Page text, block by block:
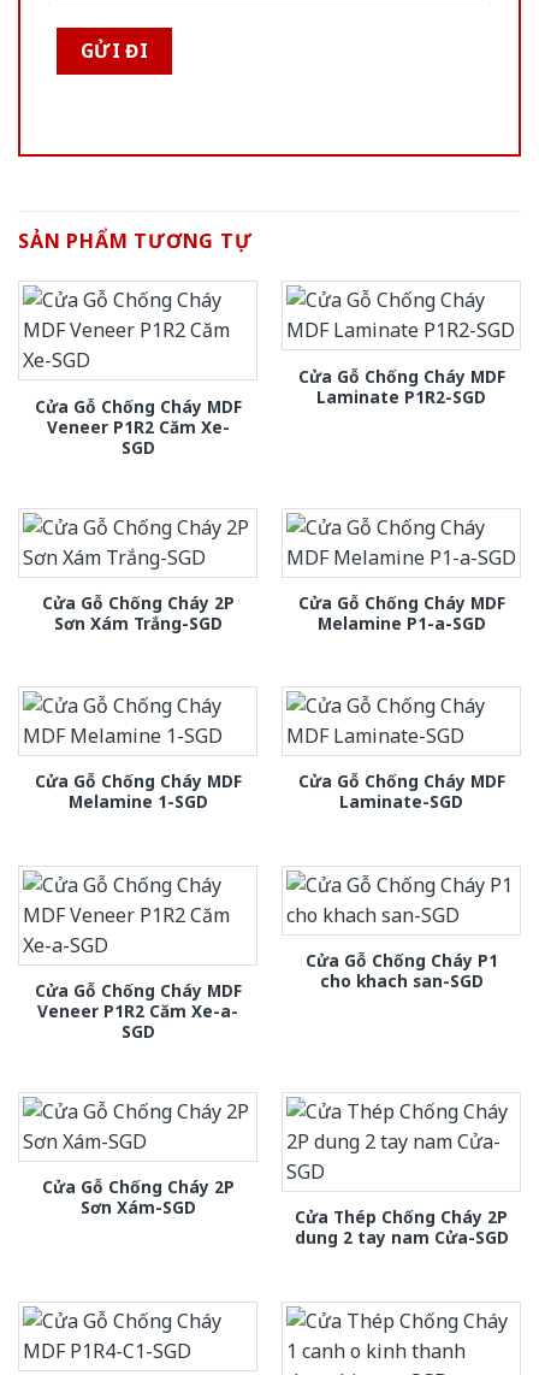
SẢN PHẨM TƯƠNG TỰ
Cửa Gỗ Chống Cháy MDF
Veneer P1R2 Căm Xe-
SGD
Cửa Gỗ Chống Cháy MDF
Laminate P1R2-SGD
Cửa Gỗ Chống Cháy 2P
Sơn Xám Trắng-SGD
Cửa Gỗ Chống Cháy MDF
Melamine P1-a-SGD
Cửa Gỗ Chống Cháy MDF
Melamine 1-SGD
Cửa Gỗ Chống Cháy MDF
Laminate-SGD
Cửa Gỗ Chống Cháy MDF
Veneer P1R2 Căm Xe-a-
SGD
Cửa Gỗ Chống Cháy P1
cho khach san-SGD
Cửa Gỗ Chống Cháy 2P
Sơn Xám-SGD
Cửa Thép Chống Cháy 2P
dung 2 tay nam Cửa-SGD